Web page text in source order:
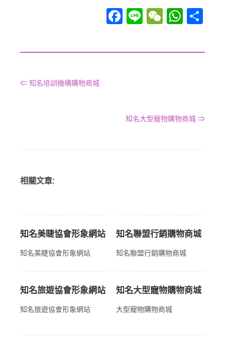
FacebookLine WeChat WhatsApp
⇐ 知名培訓機構購物商城
知名大型寵物購物商城 ⇒
相關文章:
知名美睫協會形象網站
知名美睫協會形象網站
知名聯盟行銷購物商城
知名聯盟行銷購物商城
知名旅遊協會形象網站
知名旅遊協會形象網站
知名大型寵物購物商城
大型寵物購物商城